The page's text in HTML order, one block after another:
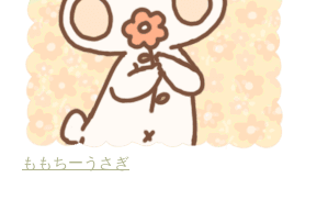
ももちーうさぎ